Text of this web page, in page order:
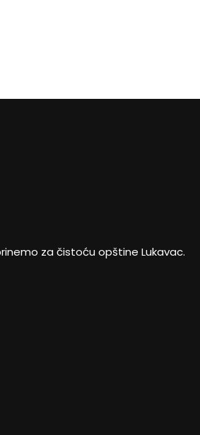
za čistoću opštine Lukavac.